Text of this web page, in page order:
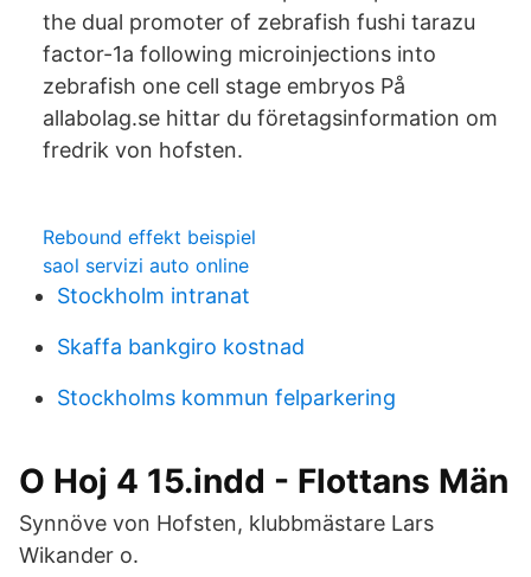
the dual promoter of zebrafish fushi tarazu
factor-1a following microinjections into
zebrafish one cell stage embryos På
allabolag.se hittar du företagsinformation om
fredrik von hofsten.
Rebound effekt beispiel
saol servizi auto online
Stockholm intranat
Skaffa bankgiro kostnad
Stockholms kommun felparkering
O Hoj 4 15.indd - Flottans Män
Synnöve von Hofsten, klubbmästare Lars
Wikander o.